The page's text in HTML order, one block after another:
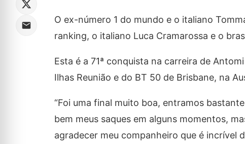
O ex-número 1 do mundo e o italiano
ranking, o italiano Luca Cramarossa e o
Esta é a 71ª conquista na carreira de
Ilhas Reunião e do BT 50 de Brisbane, na
“Foi uma final muito boa, entramos
bem meus saques em alguns momentos,
agradecer meu companheiro que é incrível